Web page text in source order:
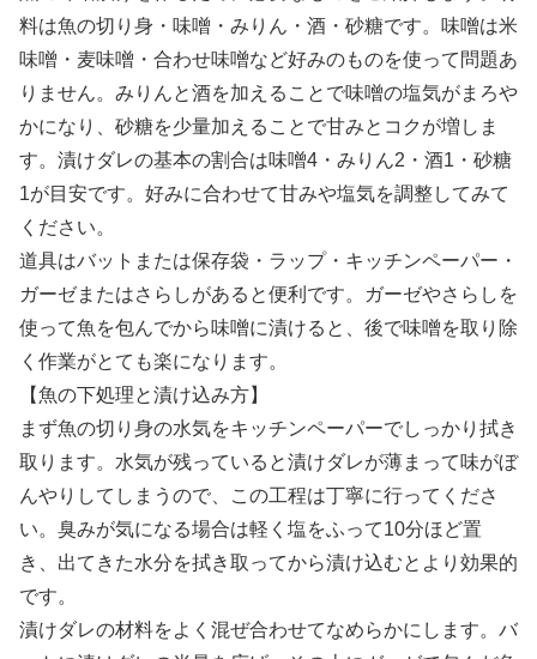
料は魚の切り身・味噌・みりん・酒・砂糖です。味噌は米
味噌・麦味噌・合わせ味噌など好みのものを使って問題あ
りません。みりんと酒を加えることで味噌の塩気がまろや
かになり、砂糖を少量加えることで甘みとコクが増しま
す。漬けダレの基本の割合は味噌4・みりん2・酒1・砂糖
1が目安です。好みに合わせて甘みや塩気を調整してみて
ください。
道具はバットまたは保存袋・ラップ・キッチンペーパー・
ガーゼまたはさらしがあると便利です。ガーゼやさらしを
使って魚を包んでから味噌に漬けると、後で味噌を取り除
く作業がとても楽になります。
【魚の下処理と漬け込み方】
まず魚の切り身の水気をキッチンペーパーでしっかり拭き
取ります。水気が残っていると漬けダレが薄まって味がぼ
んやりしてしまうので、この工程は丁寧に行ってくださ
い。臭みが気になる場合は軽く塩をふって10分ほど置
き、出てきた水分を拭き取ってから漬け込むとより効果的
です。
漬けダレの材料をよく混ぜ合わせてなめらかにします。バ